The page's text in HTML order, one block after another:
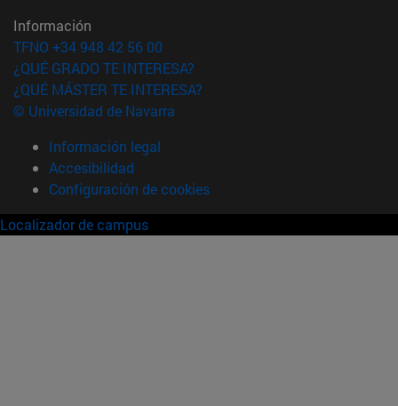
Información
TFNO +34 948 42 56 00
¿QUÉ GRADO TE INTERESA?
¿QUÉ MÁSTER TE INTERESA?
© Universidad de Navarra
Información legal
Accesibilidad
Configuración de cookies
Localizador de campus